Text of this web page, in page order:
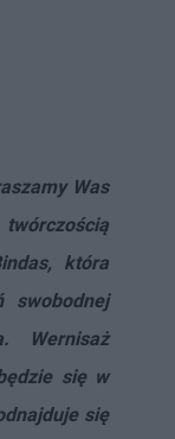
Was
która
swobodnej
Wernisaż
się w
się